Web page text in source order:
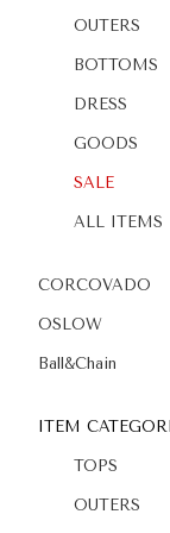
OUTERS
BOTTOMS
DRESS
GOODS
SALE
ALL ITEMS
CORCOVADO
OSLOW
Ball&Chain
ITEM
TOPS
OUTERS